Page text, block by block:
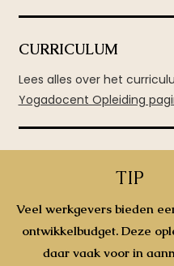
CURRICULUM
Lees alles over het
Yogadocent Opleiding
TIP
Veel werkgevers bieden
ontwikkelbudget. Deze
daar vaak voor in